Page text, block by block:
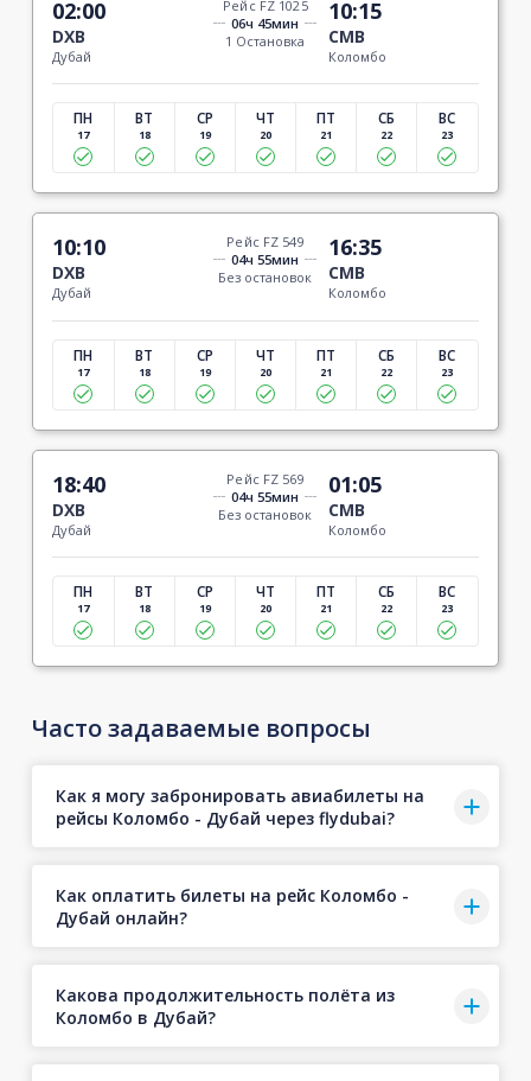
02:00
DXB
Дубай
Рейс FZ 1025
06ч 45мин
1 Остановка
10:15
CMB
Коломбо
ПН
17
ВТ
18
СР
19
ЧТ
20
ПТ
21
СБ
22
ВС
23
10:10
DXB
Дубай
Рейс FZ 549
04ч 55мин
Без остановок
16:35
CMB
Коломбо
ПН
17
ВТ
18
СР
19
ЧТ
20
ПТ
21
СБ
22
ВС
23
18:40
DXB
Дубай
Рейс FZ 569
04ч 55мин
Без остановок
01:05
CMB
Коломбо
ПН
17
ВТ
18
СР
19
ЧТ
20
ПТ
21
СБ
22
ВС
23
Часто задаваемые вопросы
Как я могу забронировать авиабилеты на
рейсы Коломбо - Дубай через flydubai?
Как оплатить билеты на рейс Коломбо -
Дубай онлайн?
Какова продолжительность полёта из
Коломбо в Дубай?